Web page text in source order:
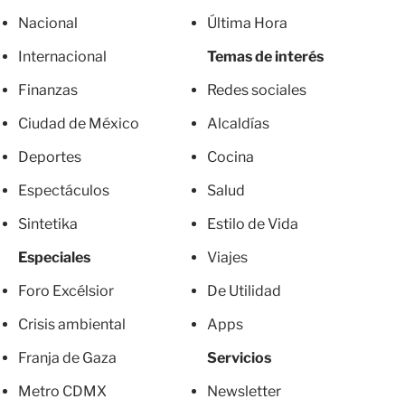
Nacional
Internacional
Finanzas
Ciudad de México
Deportes
Espectáculos
Sintetika
Especiales
Foro Excélsior
Crisis ambiental
Franja de Gaza
Metro CDMX
Última Hora
Temas de interés
Redes sociales
Alcaldías
Cocina
Salud
Estilo de Vida
Viajes
De Utilidad
Apps
Servicios
Newsletter